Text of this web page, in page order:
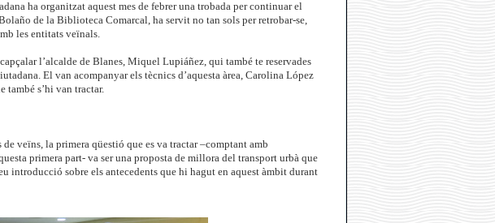
ha organitzat aquest mes de febrer una trobada per continuar el
de la Biblioteca Comarcal, ha servit no tan sols per retrobar-se,
les entitats veïnals.
l’alcalde de Blanes, Miquel Lupiáñez, qui també te reservades
El van acompanyar els tècnics d’aquesta àrea, Carolina López
també s’hi van tractar.
veïns, la primera qüestió que es va tractar –comptant amb
primera part- va ser una proposta de millora del transport urbà que
introducció sobre els antecedents que hi hagut en aquest àmbit durant